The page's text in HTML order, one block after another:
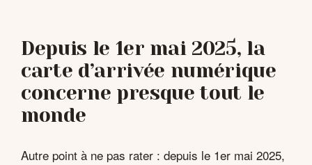
Depuis le 1er mai 2025, la
carte d’arrivée numérique
concerne presque tout le
monde
Autre point à ne pas rater : depuis le 1er mai 2025,